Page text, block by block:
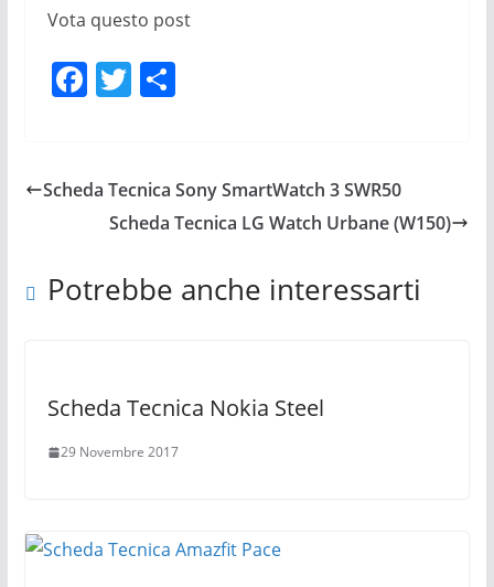
Vota questo post
F
e
o
T
er
C
di
vi
Scheda Tecnica Sony SmartWatch 3 SWR50
Scheda Tecnica LG Watch Urbane (W150)
Potrebbe anche interessarti
Scheda Tecnica Nokia Steel
29 Novembre 2017